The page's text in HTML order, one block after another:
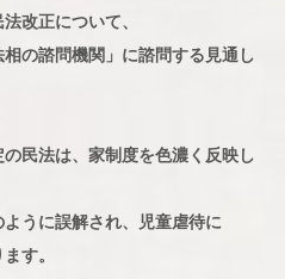
改正について、
の諮問機関」に諮問する見通し
民法は、家制度を色濃く反映し
うに誤解され、児童虐待に
す。